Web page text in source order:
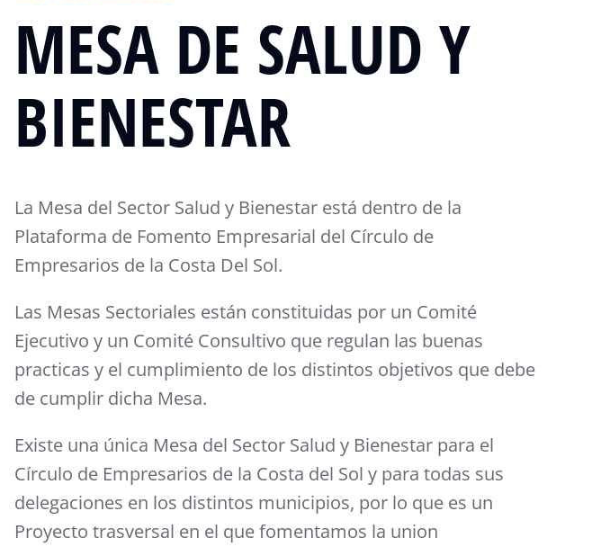
MESA DE SALUD Y
BIENESTAR
La Mesa del Sector Salud y Bienestar está dentro de la
Plataforma de Fomento Empresarial del Círculo de
Empresarios de la Costa Del Sol.
Las Mesas Sectoriales están constituidas por un Comité
Ejecutivo y un Comité Consultivo que regulan las buenas
practicas y el cumplimiento de los distintos objetivos que debe
de cumplir dicha Mesa.
Existe una única Mesa del Sector Salud y Bienestar para el
Círculo de Empresarios de la Costa del Sol y para todas sus
delegaciones en los distintos municipios, por lo que es un
Proyecto trasversal en el que fomentamos la union